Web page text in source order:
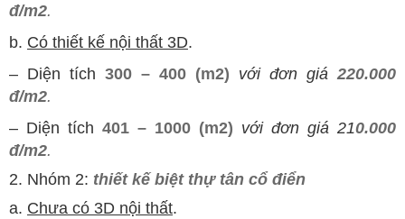
đ/m2.
b. Có thiết kế nội thất 3D.
– Diện tích 300 – 400 (m2) với đơn giá 220.000
đ/m2.
– Diện tích 401 – 1000 (m2) với đơn giá 210.000
đ/m2.
2. Nhóm 2: thiết kế biệt thự tân cổ điển
a. Chưa có 3D nội thất.